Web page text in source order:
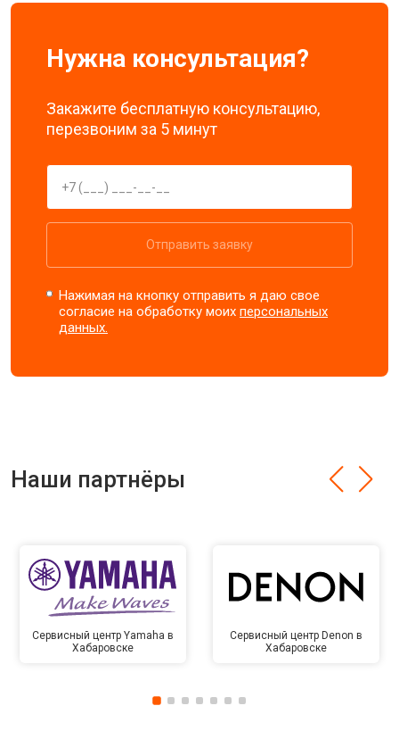
Нужна консультация?
Закажите бесплатную консультацию,
перезвоним за 5 минут
Отправить заявку
Нажимая на кнопку отправить я даю свое
согласие на обработку моихперсональных
данных.
Наши партнёры
Сервисный центр Yamaha в
Хабаровске
Сервисный центр Denon в
Хабаровске